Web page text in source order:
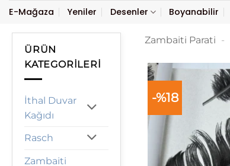
E-Mağaza Yeniler Desenler Boyanabilir
ÜRÜN
KATEGORILERI
İthal Duvar
Kağıdı
Rasch
Zambaiti
Zambaiti Parati -
-%18